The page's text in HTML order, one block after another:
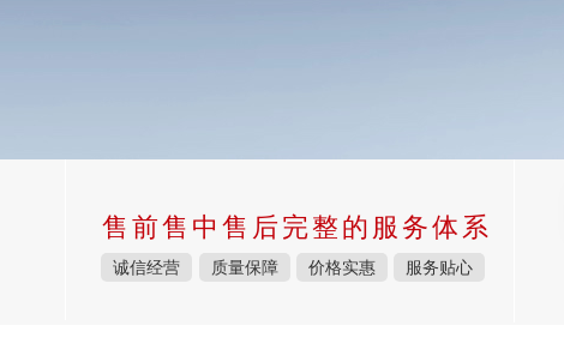
售前售中售后完整的服务体系
诚信经营 质量保障 价格实惠 服务贴心